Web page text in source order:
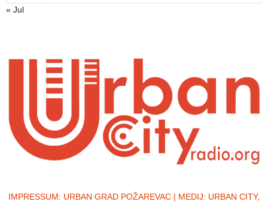
« Jul
IMPRESSUM: URBAN GRAD POŽAREVAC | MEDIJ: URBAN CITY,